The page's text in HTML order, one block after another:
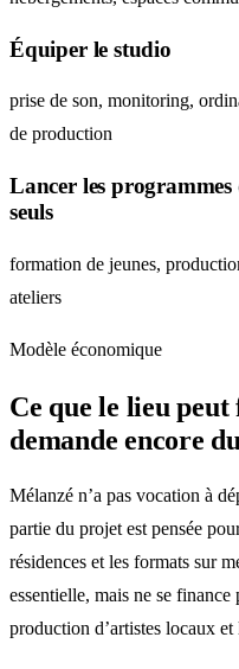
Équiper le studio
prise de son, monitoring,
de production
Lancer les programmes
seuls
formation de jeunes,
ateliers
Modèle économique
Ce que le lieu
demande encore
Mélanzé n’a pas vocation à
partie du projet est pensée
résidences et les formats sur
essentielle, mais ne se
production d’artistes locaux